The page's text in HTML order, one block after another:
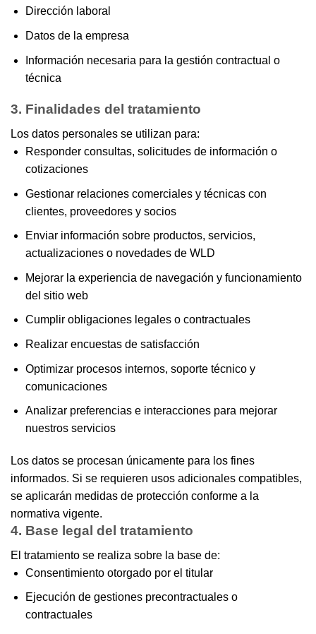
Dirección laboral
Datos de la empresa
Información necesaria para la gestión contractual o
técnica
3. Finalidades del tratamiento
Los datos personales se utilizan para:
Responder consultas, solicitudes de información o
cotizaciones
Gestionar relaciones comerciales y técnicas con
clientes, proveedores y socios
Enviar información sobre productos, servicios,
actualizaciones o novedades de WLD
Mejorar la experiencia de navegación y funcionamiento
del sitio web
Cumplir obligaciones legales o contractuales
Realizar encuestas de satisfacción
Optimizar procesos internos, soporte técnico y
comunicaciones
Analizar preferencias e interacciones para mejorar
nuestros servicios
Los datos se procesan únicamente para los fines
informados. Si se requieren usos adicionales compatibles,
se aplicarán medidas de protección conforme a la
normativa vigente.
4. Base legal del tratamiento
El tratamiento se realiza sobre la base de:
Consentimiento otorgado por el titular
Ejecución de gestiones precontractuales o
contractuales